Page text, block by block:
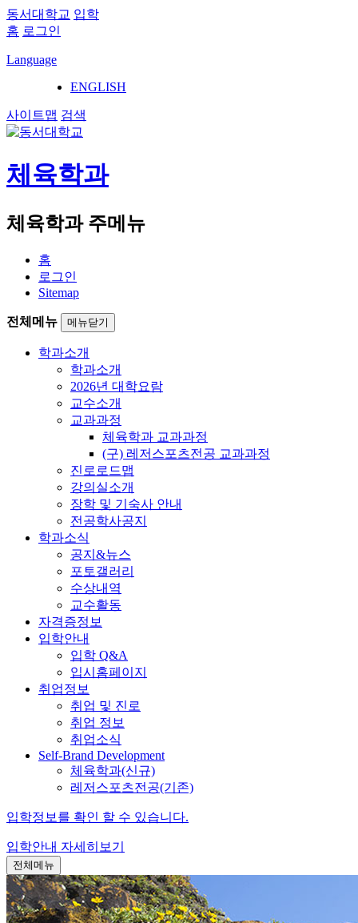
동서대학교 입학
홈 로그인
Language
ENGLISH
사이트맵 검색
체육학과
체육학과 주메뉴
홈
로그인
Sitemap
전체메뉴 메뉴닫기
학과소개
학과소개
2026년 대학요람
교수소개
교과과정
체육학과 교과과정
(구) 레저스포츠전공 교과과정
진로로드맵
강의실소개
장학 및 기숙사 안내
전공학사공지
학과소식
공지&뉴스
포토갤러리
수상내역
교수활동
자격증정보
입학안내
입학 Q&A
입시홈페이지
취업정보
취업 및 진로
취업 정보
취업소식
Self-Brand Development
체육학과(신규)
레저스포츠전공(기존)
입학정보를 확인 할 수 있습니다.
입학안내 자세히보기
전체메뉴